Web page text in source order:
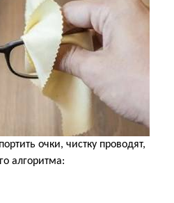
очки, чистку проводят,
алгоритма: